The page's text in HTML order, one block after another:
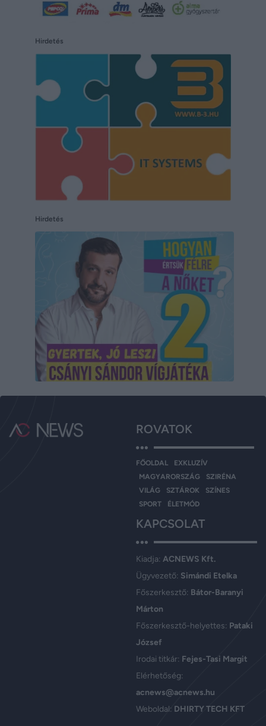
Hirdetés
Hirdetés
ROVATOK
FŐOLDAL
EXKLUZÍV
MAGYARORSZÁG
SZIRÉNA
VILÁG
SZTÁROK
SZÍNES
SPORT
ÉLETMÓD
KAPCSOLAT
Kiadja: ACNEWS Kft.
Ügyvezető: Simándi Etelka
Főszerkesztő: Bátor-Baranyi
Márton
Főszerkesztő-helyettes: Pataki
József
Irodai titkár: Fejes-Tasi Margit
Elérhetőség:
acnews@acnews.hu
Weboldal: DHIRTY TECH KFT